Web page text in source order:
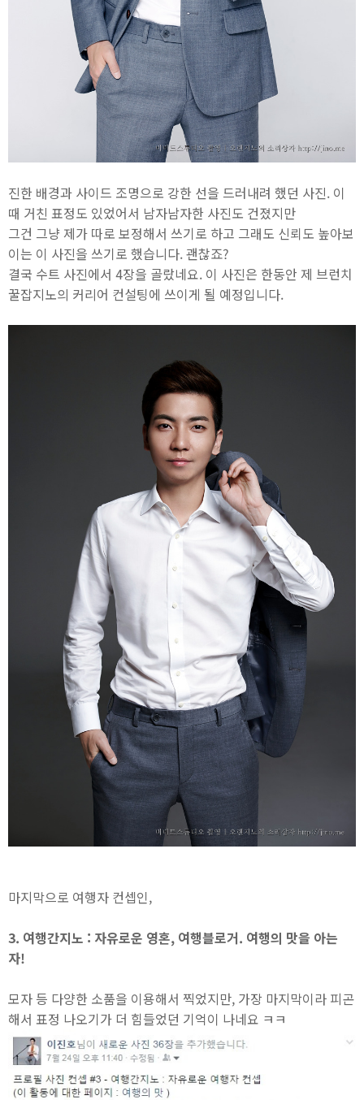
진한 배경과 사이드 조명으로 강한 선을 드러내려 했던 사진. 이
때 거친 표정도 있었어서 남자남자한 사진도 건졌지만
그건 그냥 제가 따로 보정해서 쓰기로 하고 그래도 신뢰도 높아보
이는 이 사진을 쓰기로 했습니다. 괜찮죠?
결국 수트 사진에서 4장을 골랐네요. 이 사진은 한동안 제 브런치
꿀잡지노의 커리어 컨설팅에 쓰이게 될 예정입니다.
마지막으로 여행자 컨셉인,
3. 여행간지노 : 자유로운 영혼, 여행블로거. 여행의 맛을 아는
자!
모자 등 다양한 소품을 이용해서 찍었지만, 가장 마지막이라 피곤
해서 표정 나오기가 더 힘들었던 기억이 나네요 ㅋㅋ